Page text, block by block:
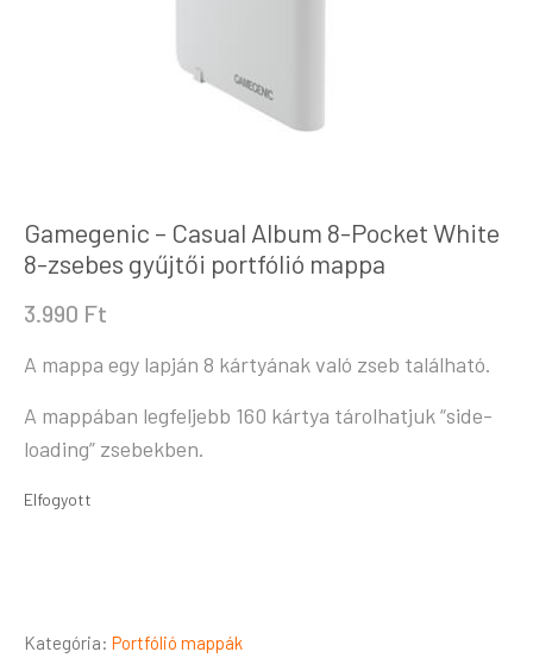
Gamegenic – Casual Album 8-Pocket White
8-zsebes gyűjtői portfólió mappa
3.990 Ft
A mappa egy lapján 8 kártyának való zseb található.
A mappában legfeljebb 160 kártya tárolhatjuk “side-
loading” zsebekben.
Elfogyott
Kategória: Portfólió mappák